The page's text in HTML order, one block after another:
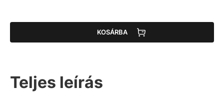
KOSÁRBA
Teljes leírás